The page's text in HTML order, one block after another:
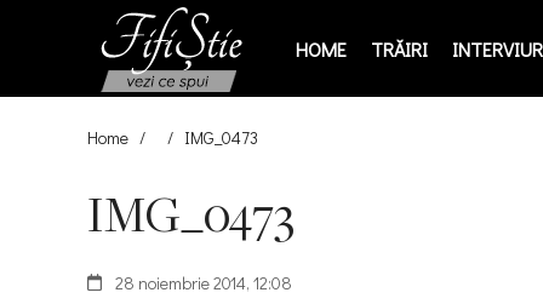
HOME TRĂIRI
Home / / IMG_0473
IMG_0473
28 noiembrie 2014, 12:08